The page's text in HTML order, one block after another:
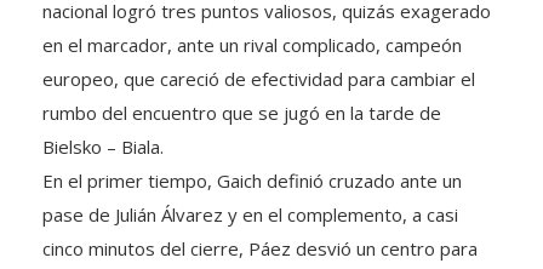
nacional logró tres puntos valiosos, quizás exagerado
en el marcador, ante un rival complicado, campeón
europeo, que careció de efectividad para cambiar el
rumbo del encuentro que se jugó en la tarde de
Bielsko – Biala.
En el primer tiempo, Gaich definió cruzado ante un
pase de Julián Álvarez y en el complemento, a casi
cinco minutos del cierre, Páez desvió un centro para